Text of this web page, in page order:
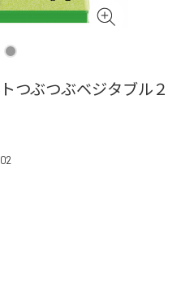
つぶつぶベジタブル２